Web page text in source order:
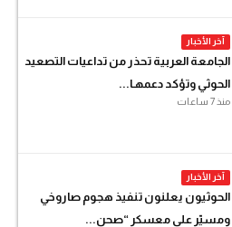
آخر الأخبار
الجامعة العربية تحذر من تداعيات التصعيد
الحوثي وتؤكد دعمهـا...
منذ 7 ساعات
آخر الأخبار
الحوثيون يعلنون تنفيذ هجوم صاروخي
ومسيّر على معسكر “صحن...